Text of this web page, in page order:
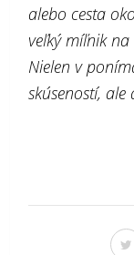
alebo cesta
veľký míľnik
Nielen v
skúseností,